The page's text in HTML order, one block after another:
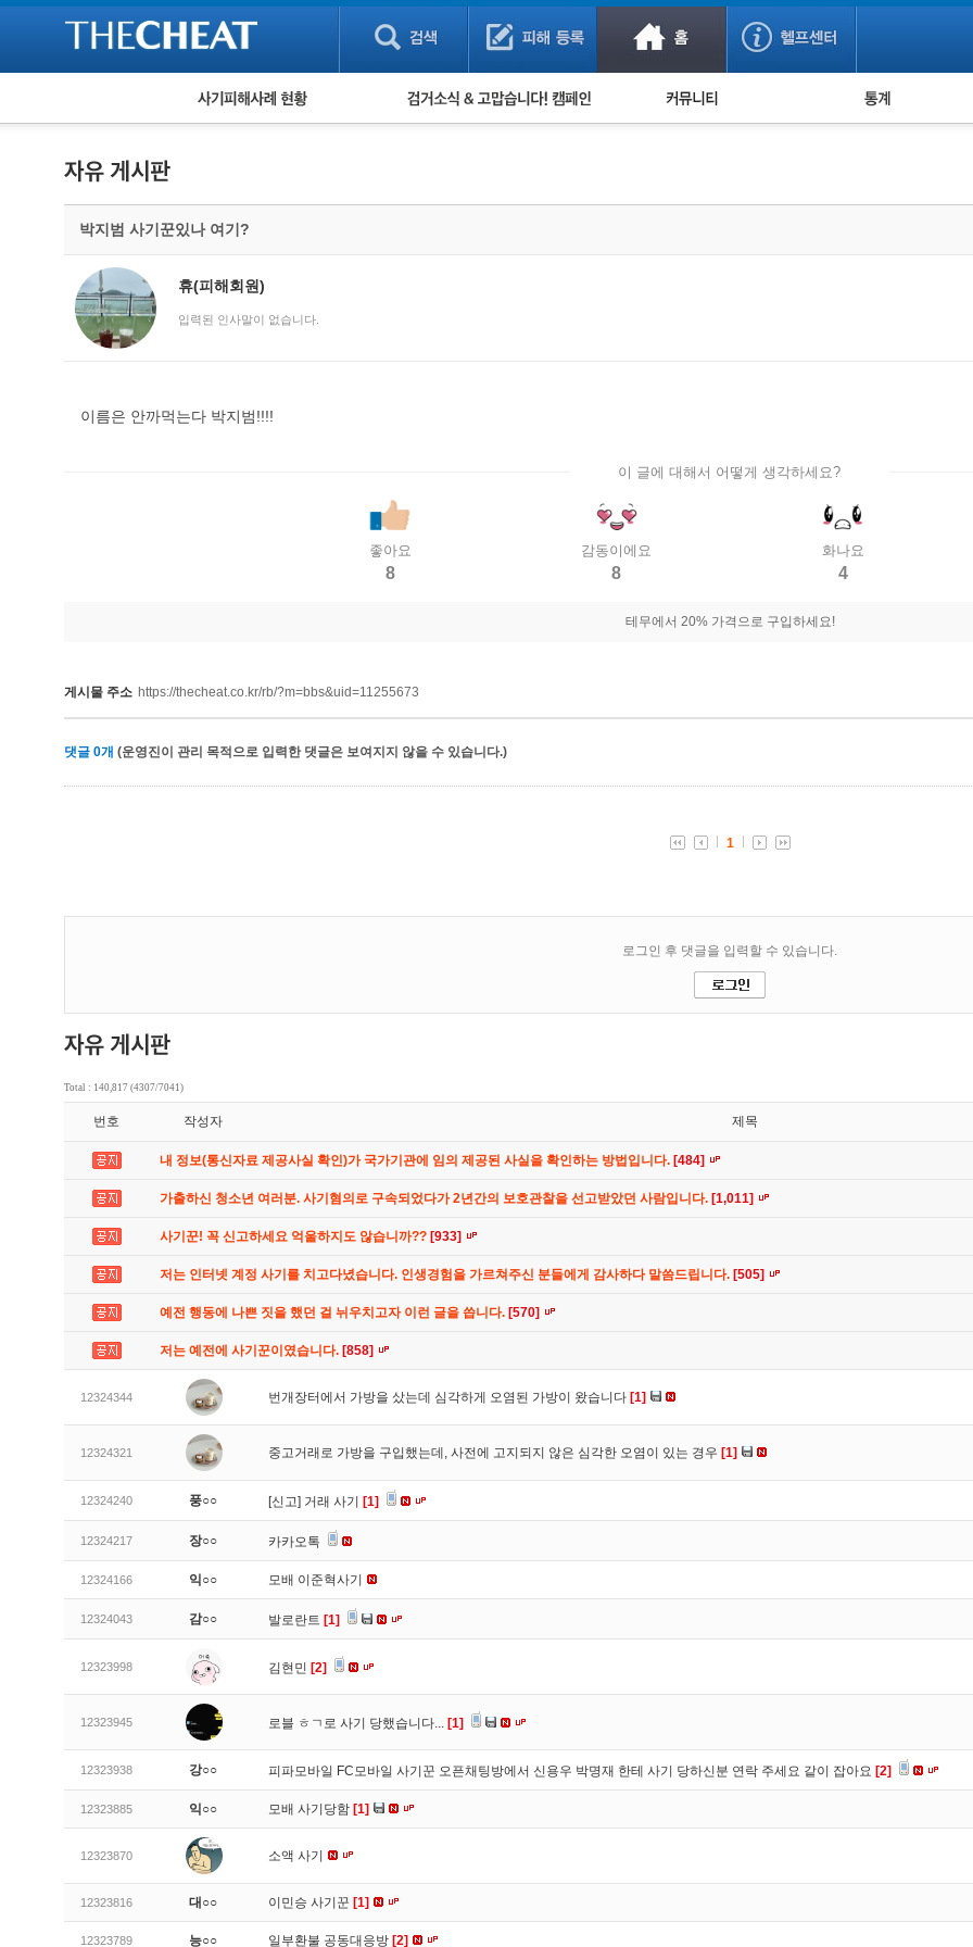
피해사례 현황
보이스피싱 피해사례
유해사이트 목록
비공개 피해사례
워킹홀리데이 피해사례
검거 소식 사기 예방했어요! 누적 피해사례 통계
박지범 사기꾼있나 여기?
휴(피해회원)
입력된 인사말이 없습니다.
이름은 안까먹는다 박지범!!!!
이 글에 대해서 어떻게 생각하세요?
좋아요
8
감동이에요
8
화나요
4
테무에서 20% 가격으로 구입하세요!
게시물 주소 https://thecheat.co.kr/rb/?m=bbs&uid=11255673
댓글 0개 (운영진이 관리 목적으로 입력한 댓글은 보여지지 않을 수 있습니다.)
Total : 140,817 (4307/7041)
번호 작성자 제목
내 정보(통신자료 제공사실 확인)가 국가기관에 임의 제공된 사실을 확인하는 방법입니다. [484]
가출하신 청소년 여러분. 사기혐의로 구속되었다가 2년간의 보호관찰을 선고받았던 사람입니다. [1,011]
사기꾼! 꼭 신고하세요 억울하지도 않습니까?? [933]
저는 인터넷 계정 사기를 치고다녔습니다. 인생경험을 가르쳐주신 분들에게 감사하다 말씀드립니다. [505]
예전 행동에 나쁜 짓을 했던 걸 뉘우치고자 이런 글을 씁니다. [570]
저는 예전에 사기꾼이였습니다. [858]
12324344 번개장터에서 가방을 샀는데 심각하게 오염된 가방이 왔습니다 [1]
12324321 중고거래로 가방을 구입했는데, 사전에 고지되지 않은 심각한 오염이 있는 경우 [1]
12324240 풍○○ [신고] 거래 사기 [1]
12324217 장○○ 카카오톡
12324166 익○○ 모배 이준혁사기
12324043 감○○ 발로란트 [1]
12323998 김현민 [2]
12323945 로블 ㅎㄱ로 사기 당했습니다... [1]
12323938 강○○ 피파모바일 FC모바일 사기꾼 오픈채팅방에서 신용우 박명재 한테 사기 당하신분 연락 주세요 같이 잡아요 [2]
12323885 익○○ 모배 사기당함 [1]
12323870 소액 사기
12323816 대○○ 이민승 사기꾼 [1]
12323789 능○○ 일부환불 공동대응방 [2]